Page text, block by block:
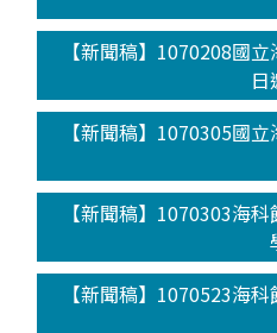
【新聞稿】1070208國
日
【新聞稿】1070305國
【新聞稿】1070303海
【新聞稿】1070523海